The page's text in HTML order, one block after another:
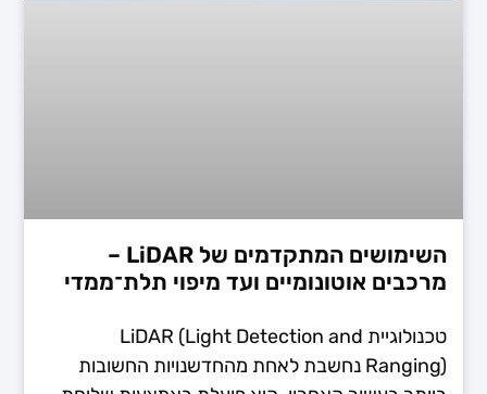
השימושים המתקדמים של LiDAR –
מרכבים אוטונומיים ועד מיפוי תלת־ממדי
טכנולוגיית LiDAR (Light Detection and
Ranging) נחשבת לאחת מהחדשנויות החשובות